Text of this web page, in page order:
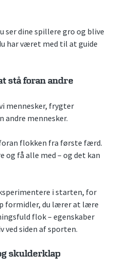
ser dine spillere gro og blive
har været med til at guide
stå foran andre
mennesker, frygter
mennesker.
flokken fra første færd.
og få alle med – og det kan
i starten, for
formidler, du lærer at lære
flok – egenskaber
ved siden af sporten.
skulderklap